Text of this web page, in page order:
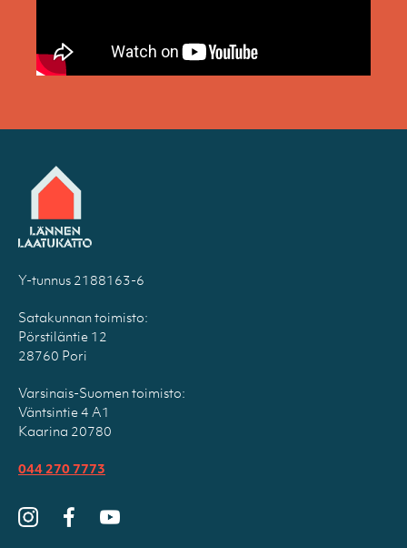
Y-tunnus 2188163-6
Satakunnan toimisto:
Pörstiläntie 12
28760 Pori
Varsinais-Suomen toimisto:
Väntsintie 4 A1
Kaarina 20780
044 270 7773